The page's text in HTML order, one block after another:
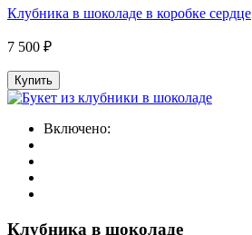
Клубника в шоколаде в коробке сердце
7 500 ₽
Купить
Включено:
Клубника в шоколаде